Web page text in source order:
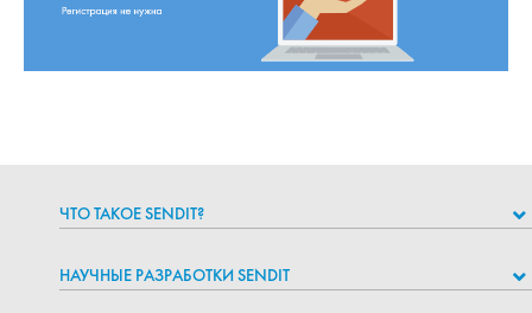
ЧТО ТАКОЕ SENDIT?
НАУЧНЫЕ РАЗРАБОТКИ SENDIT